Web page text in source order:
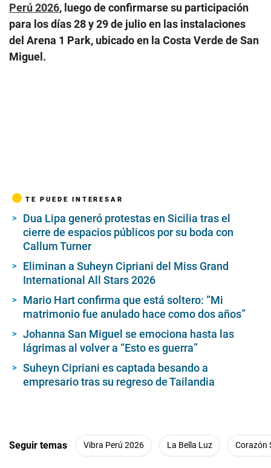
Perú 2026, luego de confirmarse su participación
para los días 28 y 29 de julio en las instalaciones
del Arena 1 Park, ubicado en la Costa Verde de San
Miguel.
TE PUEDE INTERESAR
Dua Lipa generó protestas en Sicilia tras el
cierre de espacios públicos por su boda con
Callum Turner
Eliminan a Suheyn Cipriani del Miss Grand
International All Stars 2026
Mario Hart confirma que está soltero: “Mi
matrimonio fue anulado hace como dos años”
Johanna San Miguel se emociona hasta las
lágrimas al volver a “Esto es guerra”
Suheyn Cipriani es captada besando a
empresario tras su regreso de Tailandia
Seguir temas Vibra Perú 2026 La Bella Luz Corazón